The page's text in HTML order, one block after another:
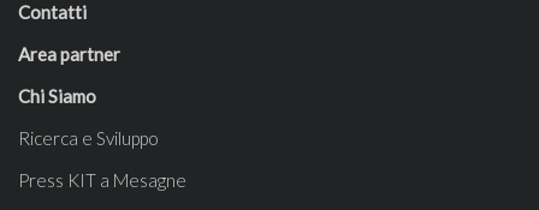
Contatti
Area partner
Chi Siamo
Ricerca e Sviluppo
Press KIT a Mesagne